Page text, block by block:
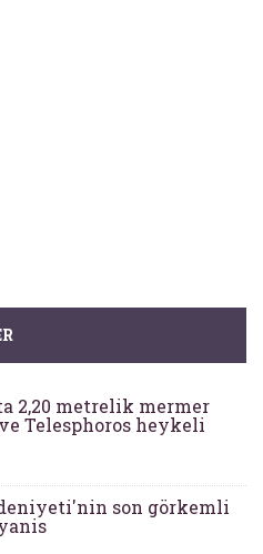
2,20 metrelik mermer
Telesphoros heykeli
son görkemli